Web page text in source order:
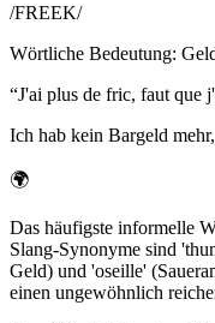
/FREEK/
Wörtliche Bedeutung:
“J'ai plus de fric, faut que
Ich hab kein Bargeld
🌍
Das häufigste informelle
Slang-Synonyme sind
Geld) und 'oseille'
einen ungewöhnlich